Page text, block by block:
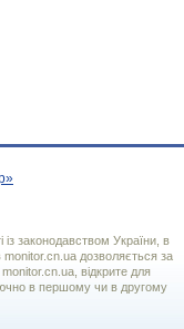
із законодавством України, в
monitor.cn.ua дозволяється за
відкрите для
в першому чи в другому